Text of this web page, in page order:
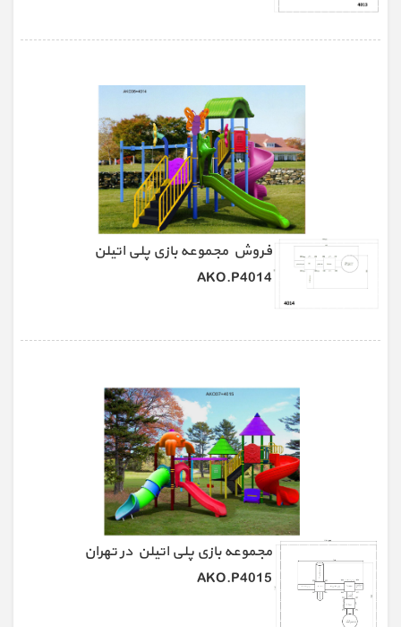
فروش مجموعه بازی پلی اتیلن
AKO.P4014
مجموعه بازی پلی اتیلن در تهران
AKO.P4015